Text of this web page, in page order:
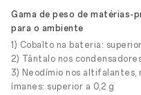
Gama de peso de matérias-
para o ambiente
1) Cobalto na bateria:
2) Tântalo nos
3) Neodímio nos
ímanes: superior a 0,2 g